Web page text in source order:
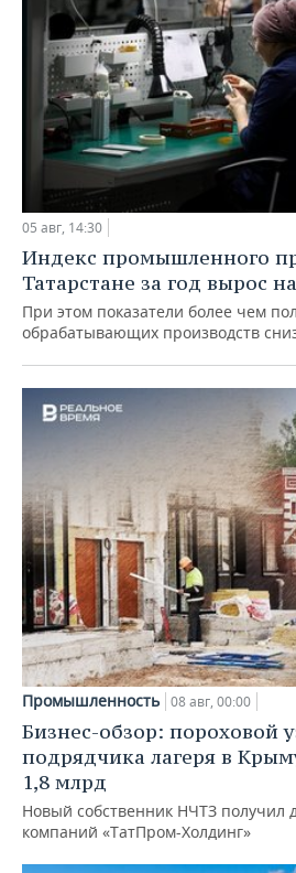
05 авг, 14:30
Индекс промышленного
Татарстане за год вырос
При этом показатели более чем
обрабатывающих производств
Промышленность 08 авг, 00:00
Бизнес-обзор: пороховой
подрядчика лагеря в
1,8 млрд
Новый собственник НЧТЗ получил
компаний «ТатПром-Холдинг»